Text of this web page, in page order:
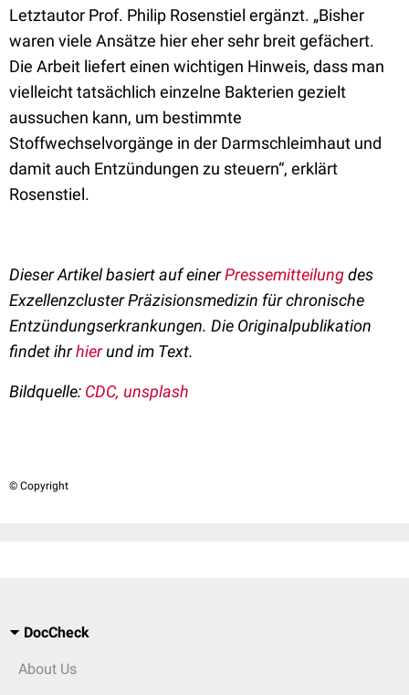
Letztautor Prof. Philip Rosenstiel ergänzt. „Bisher
waren viele Ansätze hier eher sehr breit gefächert.
Die Arbeit liefert einen wichtigen Hinweis, dass man
vielleicht tatsächlich einzelne Bakterien gezielt
aussuchen kann, um bestimmte
Stoffwechselvorgänge in der Darmschleimhaut und
damit auch Entzündungen zu steuern“, erklärt
Rosenstiel.
Dieser Artikel basiert auf einerPressemitteilungdes
Exzellenzcluster Präzisionsmedizin für chronische
Entzündungserkrankungen. Die Originalpublikation
findet ihrhierund im Text.
Bildquelle: CDC, unsplash
© Copyright
DocCheck
About Us